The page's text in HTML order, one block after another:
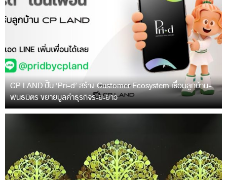
CP LAND ปั้น ‘Pri-d’ สร้าง Customer Ecosystem เชื่อมลูกบ้าน-
พันธมิตร ขยายมูลค่าธุรกิจระยะยาว